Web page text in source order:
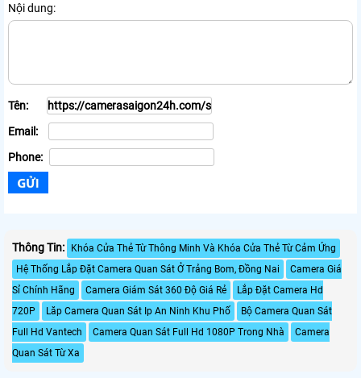
Nội dung:
Tên:
Email:
Phone:
Thông Tin:
Khóa Cửa Thẻ Từ Thông Minh Và Khóa Cửa Thẻ Từ Cảm Ứng
Hệ Thống Lắp Đặt Camera Quan Sát Ở Trảng Bom, Đồng Nai
Camera Giá
Sỉ Chính Hãng
Camera Giám Sát 360 Độ Giá Rẻ
Lắp Đặt Camera Hd
720P
Lăp Camera Quan Sát Ip An Ninh Khu Phố
Bộ Camera Quan Sát
Full Hd Vantech
Camera Quan Sát Full Hd 1080P Trong Nhà
Camera
Quan Sát Từ Xa